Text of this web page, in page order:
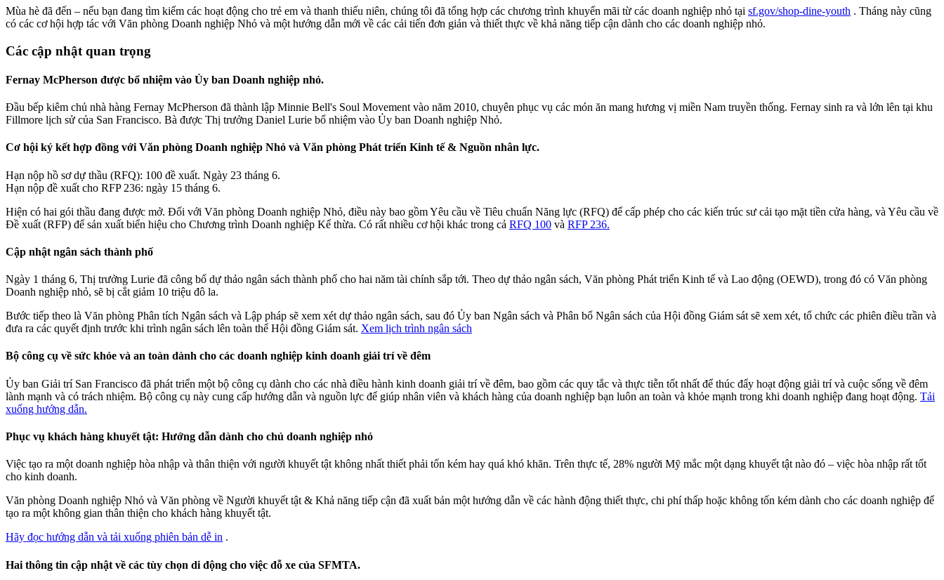
Mùa hè đã đến – nếu bạn đang tìm kiếm các hoạt động cho trẻ em và thanh thiếu niên, chúng tôi đã tổng hợp các chương trình khuyến mãi từ các doanh nghiệp nhỏ tại sf.gov/shop-dine-youth . Tháng này cũng
có các cơ hội hợp tác với Văn phòng Doanh nghiệp Nhỏ và một hướng dẫn mới về các cải tiến đơn giản và thiết thực về khả năng tiếp cận dành cho các doanh nghiệp nhỏ.
Các cập nhật quan trọng
Fernay McPherson được bổ nhiệm vào Ủy ban Doanh nghiệp nhỏ.
Đầu bếp kiêm chủ nhà hàng Fernay McPherson đã thành lập Minnie Bell's Soul Movement vào năm 2010, chuyên phục vụ các món ăn mang hương vị miền Nam truyền thống. Fernay sinh ra và lớn lên tại khu
Fillmore lịch sử của San Francisco. Bà được Thị trưởng Daniel Lurie bổ nhiệm vào Ủy ban Doanh nghiệp Nhỏ.
Cơ hội ký kết hợp đồng với Văn phòng Doanh nghiệp Nhỏ và Văn phòng Phát triển Kinh tế & Nguồn nhân lực.
Hạn nộp hồ sơ dự thầu (RFQ): 100 đề xuất. Ngày 23 tháng 6.
Hạn nộp đề xuất cho RFP 236: ngày 15 tháng 6.
Hiện có hai gói thầu đang được mở. Đối với Văn phòng Doanh nghiệp Nhỏ, điều này bao gồm Yêu cầu về Tiêu chuẩn Năng lực (RFQ) để cấp phép cho các kiến ​​trúc sư cải tạo mặt tiền cửa hàng, và Yêu cầu về
Đề xuất (RFP) để sản xuất biển hiệu cho Chương trình Doanh nghiệp Kế thừa. Có rất nhiều cơ hội khác trong cả RFQ 100 và RFP 236.
Cập nhật ngân sách thành phố
Ngày 1 tháng 6, Thị trưởng Lurie đã công bố dự thảo ngân sách thành phố cho hai năm tài chính sắp tới. Theo dự thảo ngân sách, Văn phòng Phát triển Kinh tế và Lao động (OEWD), trong đó có Văn phòng
Doanh nghiệp nhỏ, sẽ bị cắt giảm 10 triệu đô la.
Bước tiếp theo là Văn phòng Phân tích Ngân sách và Lập pháp sẽ xem xét dự thảo ngân sách, sau đó Ủy ban Ngân sách và Phân bổ Ngân sách của Hội đồng Giám sát sẽ xem xét, tổ chức các phiên điều trần và
đưa ra các quyết định trước khi trình ngân sách lên toàn thể Hội đồng Giám sát. Xem lịch trình ngân sách
Bộ công cụ về sức khỏe và an toàn dành cho các doanh nghiệp kinh doanh giải trí về đêm
Ủy ban Giải trí San Francisco đã phát triển một bộ công cụ dành cho các nhà điều hành kinh doanh giải trí về đêm, bao gồm các quy tắc và thực tiễn tốt nhất để thúc đẩy hoạt động giải trí và cuộc sống về đêm
lành mạnh và có trách nhiệm. Bộ công cụ này cung cấp hướng dẫn và nguồn lực để giúp nhân viên và khách hàng của doanh nghiệp bạn luôn an toàn và khỏe mạnh trong khi doanh nghiệp đang hoạt động. Tải
xuống hướng dẫn.
Phục vụ khách hàng khuyết tật: Hướng dẫn dành cho chủ doanh nghiệp nhỏ
Việc tạo ra một doanh nghiệp hòa nhập và thân thiện với người khuyết tật không nhất thiết phải tốn kém hay quá khó khăn. Trên thực tế, 28% người Mỹ mắc một dạng khuyết tật nào đó – việc hòa nhập rất tốt
cho kinh doanh.
Văn phòng Doanh nghiệp Nhỏ và Văn phòng về Người khuyết tật & Khả năng tiếp cận đã xuất bản một hướng dẫn về các hành động thiết thực, chi phí thấp hoặc không tốn kém dành cho các doanh nghiệp để
tạo ra một không gian thân thiện cho khách hàng khuyết tật.
Hãy đọc hướng dẫn và tải xuống phiên bản dễ in .
Hai thông tin cập nhật về các tùy chọn di động cho việc đỗ xe của SFMTA.